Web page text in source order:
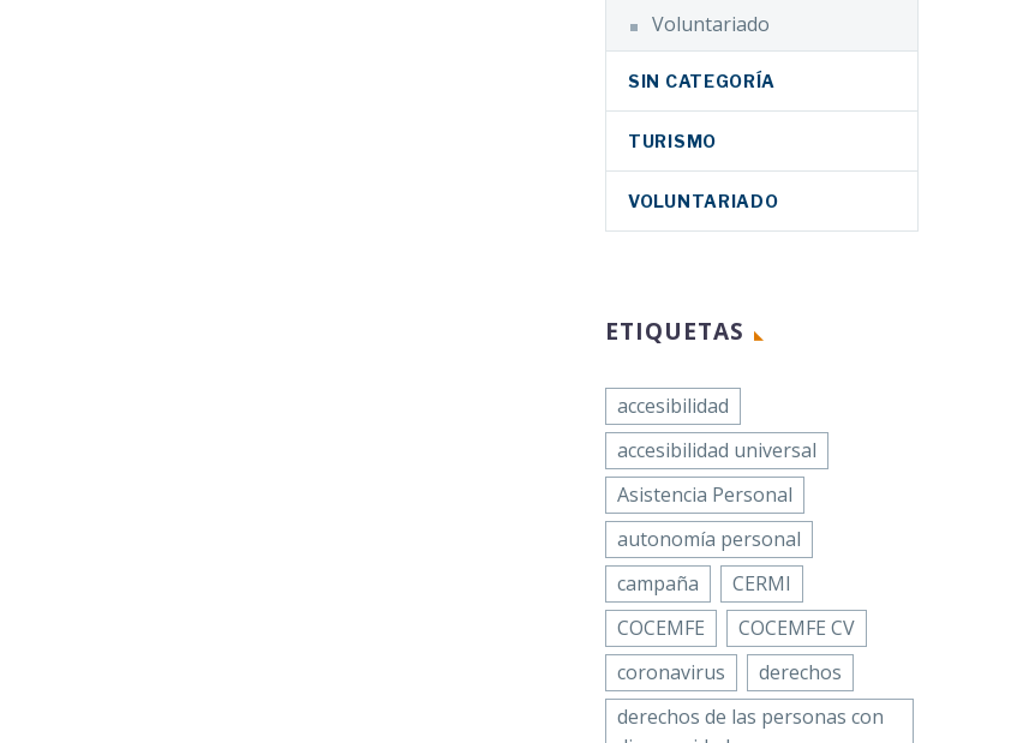
Voluntariado
SIN CATEGORÍA
TURISMO
VOLUNTARIADO
ETIQUETAS
accesibilidad
accesibilidad universal
Asistencia Personal
autonomía personal
campaña
CERMI
COCEMFE
COCEMFE CV
coronavirus
derechos
derechos de las personas con